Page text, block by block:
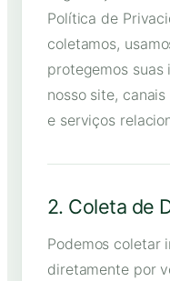
Política de
coletamos,
protegemos suas
nosso site,
e serviços
2. Coleta de
Podemos coletar
diretamente por